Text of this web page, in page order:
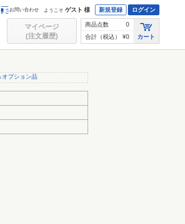
お問い合わせ ようこそ ゲスト 様 新規登録 ログイン
マイページ
(注文履歴)
商品点数
0
合計（税込）
¥0 カート
オプション品